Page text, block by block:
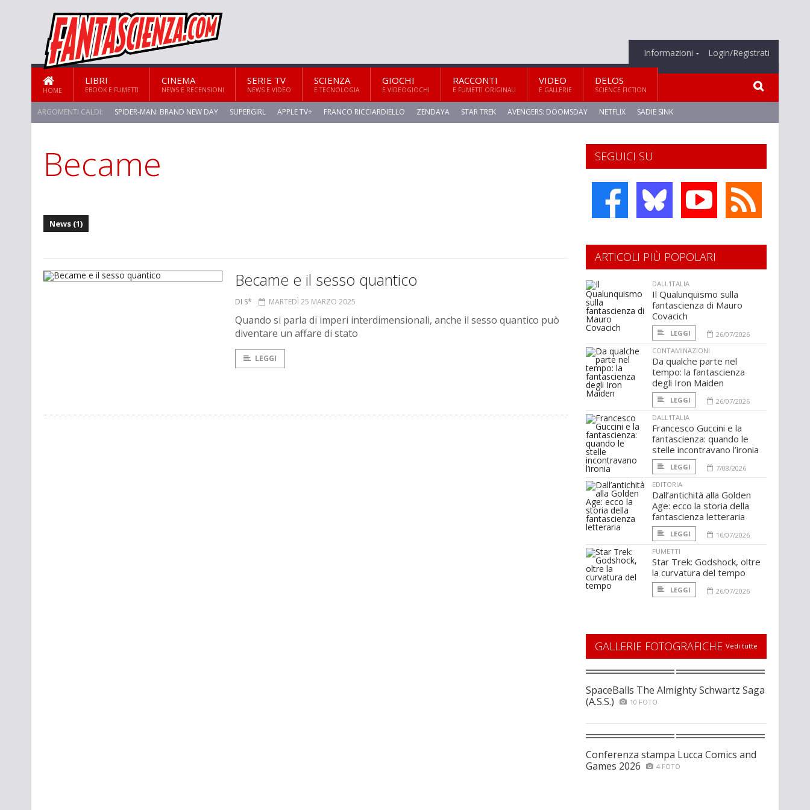
Informazioni Login/Registrati
HOME
LIBRI
EBOOK E FUMETTI
CINEMA
NEWS E RECENSIONI
SERIE TV
NEWS E VIDEO
SCIENZA
E TECNOLOGIA
GIOCHI
E VIDEOGIOCHI
RACCONTI
E FUMETTI ORIGINALI
VIDEO
E GALLERIE
DELOS
SCIENCE FICTION
ARGOMENTI CALDI: SPIDER-MAN: BRAND NEW DAY SUPERGIRL APPLE TV+ FRANCO RICCIARDIELLO ZENDAYA STAR TREK AVENGERS: DOOMSDAY NETFLIX SADIE SINK
Became
News (1)
Became e il sesso quantico
DI S* MARTEDÌ 25 MARZO 2025
Quando si parla di imperi interdimensionali, anche il sesso quantico può
diventare un affare di stato
LEGGI
SEGUICI SU
ARTICOLI PIÙ POPOLARI
DALL'ITALIA
Il Qualunquismo sulla
fantascienza di Mauro
Covacich
LEGGI
26/07/2026
CONTAMINAZIONI
Da qualche parte nel
tempo: la fantascienza
degli Iron Maiden
LEGGI
26/07/2026
DALL'ITALIA
Francesco Guccini e la
fantascienza: quando le
stelle incontravano l’ironia
LEGGI
7/08/2026
EDITORIA
Dall’antichità alla Golden
Age: ecco la storia della
fantascienza letteraria
LEGGI
16/07/2026
FUMETTI
Star Trek: Godshock, oltre
la curvatura del tempo
LEGGI 26/07/2026
GALLERIE FOTOGRAFICHE Vedi tutte
SpaceBalls The Almighty Schwartz Saga
(A.S.S.)
10 FOTO
Conferenza stampa Lucca Comics and
Games 2026
4 FOTO